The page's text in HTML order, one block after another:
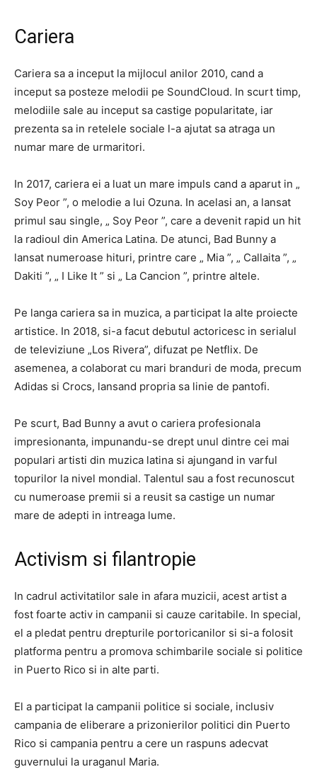
Cariera
Cariera sa a inceput la mijlocul anilor 2010, cand a
inceput sa posteze melodii pe SoundCloud. In scurt timp,
melodiile sale au inceput sa castige popularitate, iar
prezenta sa in retelele sociale l-a ajutat sa atraga un
numar mare de urmaritori.
In 2017, cariera ei a luat un mare impuls cand a aparut in „
Soy Peor ”, o melodie a lui Ozuna. In acelasi an, a lansat
primul sau single, „ Soy Peor ”, care a devenit rapid un hit
la radioul din America Latina. De atunci, Bad Bunny a
lansat numeroase hituri, printre care „ Mia ”, „ Callaita ”, „
Dakiti ”, „ I Like It ” si „ La Cancion ”, printre altele.
Pe langa cariera sa in muzica, a participat la alte proiecte
artistice. In 2018, si-a facut debutul actoricesc in serialul
de televiziune „Los Rivera”, difuzat pe Netflix. De
asemenea, a colaborat cu mari branduri de moda, precum
Adidas si Crocs, lansand propria sa linie de pantofi.
Pe scurt, Bad Bunny a avut o cariera profesionala
impresionanta, impunandu-se drept unul dintre cei mai
populari artisti din muzica latina si ajungand in varful
topurilor la nivel mondial. Talentul sau a fost recunoscut
cu numeroase premii si a reusit sa castige un numar
mare de adepti in intreaga lume.
Activism si filantropie
In cadrul activitatilor sale in afara muzicii, acest artist a
fost foarte activ in campanii si cauze caritabile. In special,
el a pledat pentru drepturile portoricanilor si si-a folosit
platforma pentru a promova schimbarile sociale si politice
in Puerto Rico si in alte parti.
El a participat la campanii politice si sociale, inclusiv
campania de eliberare a prizonierilor politici din Puerto
Rico si campania pentru a cere un raspuns adecvat
guvernului la uraganul Maria.